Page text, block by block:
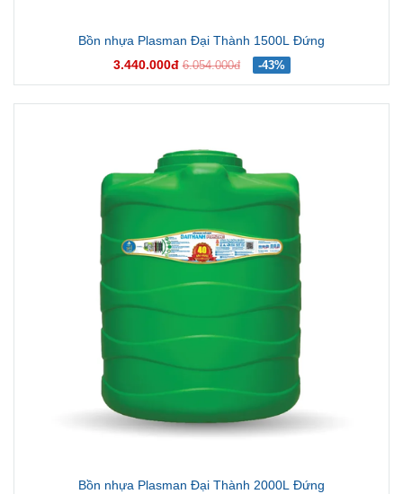
Bồn nhựa Plasman Đại Thành 1500L Đứng
3.440.000đ 6.054.000đ -43%
Bồn nhựa Plasman Đại Thành 2000L Đứng